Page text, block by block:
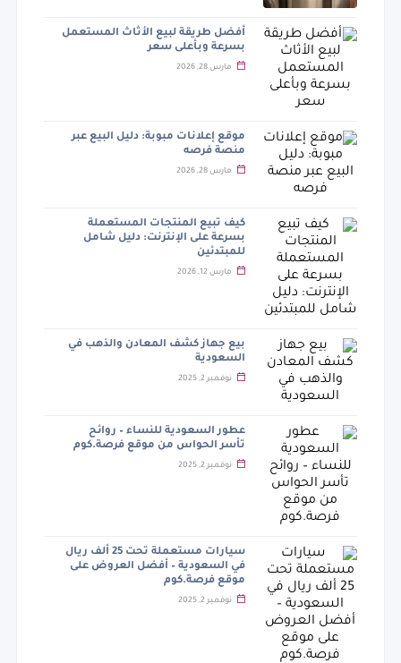
أفضل طريقة لبيع الأثاث المستعمل
بسرعة وبأعلى سعر
مارس 28, 2026
موقع إعلانات مبوبة: دليل البيع عبر
منصة فرصه
مارس 28, 2026
كيف تبيع المنتجات المستعملة
بسرعة على الإنترنت: دليل شامل
للمبتدئين
مارس 12, 2026
بيع جهاز كشف المعادن والذهب في
السعودية
نوفمبر 2, 2025
عطور السعودية للنساء – روائح
تأسر الحواس من موقع فرصة.كوم
نوفمبر 2, 2025
سيارات مستعملة تحت 25 ألف ريال
في السعودية – أفضل العروض على
موقع فرصة.كوم
نوفمبر 2, 2025